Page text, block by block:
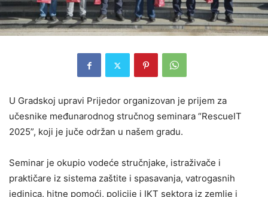
U Gradskoj upravi Prijedor organizovan je prijem za
učesnike međunarodnog stručnog seminara “RescueIT
2025”, koji je juče održan u našem gradu.
Seminar je okupio vodeće stručnjake, istraživače i
praktičare iz sistema zaštite i spasavanja, vatrogasnih
jedinica, hitne pomoći, policije i IKT sektora iz zemlje i